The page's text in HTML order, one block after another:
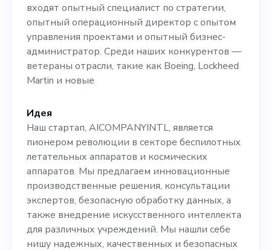
работы в аэрокосмическом
секторе, разбирающийся в
технологиях беспилотных
летательных аппаратов и
умеющий создавать и
внедрять надежные
бизнес-структуры. Вы
станете неотъемлемой
частью этой динамичной
команды, используя наши
компетенции для
входят опытный специалист по стратегии,
опытный операционный директор с опытом
управления проектами и опытный бизнес-
администратор. Среди наших конкурентов —
ветераны отрасли, такие как Boeing, Lockheed
Martin и новые
Идея
Наш стартап, AICOMPANYINTL, является
пионером революции в секторе беспилотных
летательных аппаратов и космических
аппаратов. Мы предлагаем инновационные
производственные решения, консультации
экспертов, безопасную обработку данных, а
также внедрение искусственного интеллекта
для различных учреждений. Мы нашли себе
нишу надежных, качественных и безопасных